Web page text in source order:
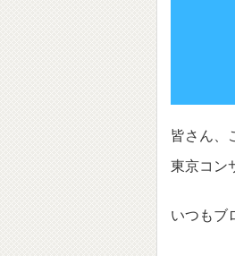
皆さん、
東京コン
いつもブ